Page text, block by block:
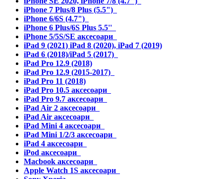
iPhone 7 Plus/8 Plus (5.5")
iPhone 6/6S (4.7")
iPhone 6 Plus/6S Plus 5.5''
iPhone 5/5S/SE аксесоари
iPad 9 (2021) iPad 8 (2020), iPad 7 (2019)
iPad 6 (2018)/iPad 5 (2017)
iPad Pro 12.9 (2018)
iPad Pro 12.9 (2015-2017)
iPad Pro 11 (2018)
iPad Pro 10.5 аксесоари
iPad Pro 9.7 аксесоари
iPad Air 2 аксесоари
iPad Air аксесоари
iPad Mini 4 аксесоари
iPad Mini 1/2/3 аксесоари
iPad 4 аксесоари
iPod аксесоари
Macbook аксесоари
Apple Watch 1S аксесоари